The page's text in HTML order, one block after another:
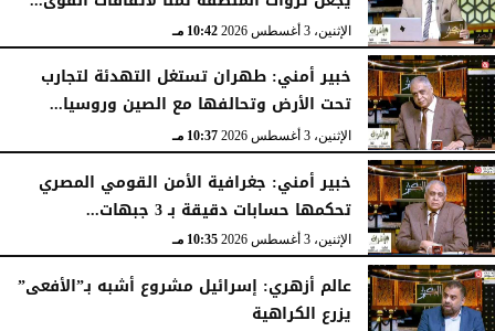
الإثنين، 3 أغسطس 2026 10:42 مـ
خبير أمني: طهران تستغل التهدئة لتجارب
تحت الأرض وتحالفها مع الصين وروسيا...
الإثنين، 3 أغسطس 2026 10:37 مـ
خبير أمني: جغرافية الأمن القومي المصري
تحكمها حسابات دقيقة بـ 3 جبهات...
الإثنين، 3 أغسطس 2026 10:35 مـ
عالم أزهري: إسرائيل مشروع أشبه بـ”الأفعى”
يزرع الكراهية